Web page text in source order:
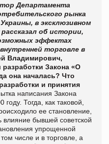
Департамента
рынка
в эксклюзивном
об истории,
эффектах
торговле в
Владимирович,
Закона «О
она началась? Что
и принятия
написания Закона
Тогда, как таковой,
ее становление,
бывшей советской
упрощенной
числе и в торговле, а